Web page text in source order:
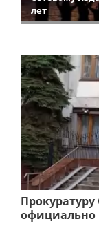
лет
официально